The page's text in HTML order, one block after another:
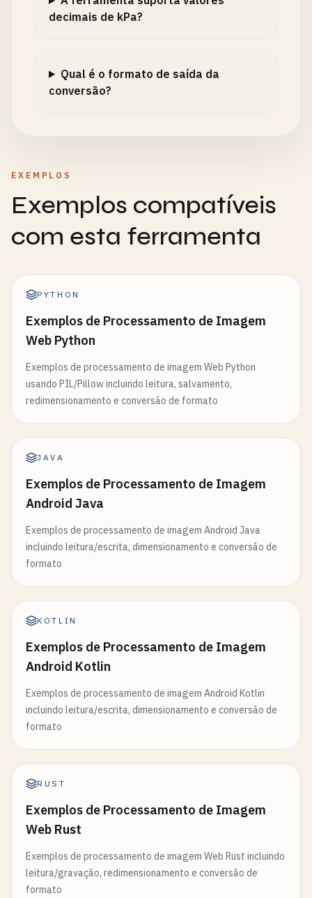
decimais de kPa?
Qual é o formato de saída da
conversão?
EXEMPLOS
Exemplos compatíveis
com esta ferramenta
PYTHON
Exemplos de Processamento de Imagem
Web Python
Exemplos de processamento de imagem Web Python
usando PIL/Pillow incluindo leitura, salvamento,
redimensionamento e conversão de formato
JAVA
Exemplos de Processamento de Imagem
Android Java
Exemplos de processamento de imagem Android Java
incluindo leitura/escrita, dimensionamento e conversão de
formato
KOTLIN
Exemplos de Processamento de Imagem
Android Kotlin
Exemplos de processamento de imagem Android Kotlin
incluindo leitura/escrita, dimensionamento e conversão de
formato
RUST
Exemplos de Processamento de Imagem
Web Rust
Exemplos de processamento de imagem Web Rust incluindo
leitura/gravação, redimensionamento e conversão de
formato